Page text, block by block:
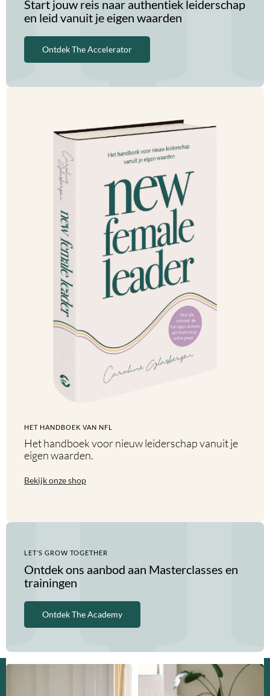
Start jouw reis naar authentiek leiderschap
en leid vanuit je eigen waarden
Ontdek The Accelerator
HET HANDBOEK VAN NFL
Het handboek voor nieuw leiderschap vanuit je
eigen waarden.
Bekijk onze shop
LET’S GROW TOGETHER
Ontdek ons aanbod aan Masterclasses en
trainingen
Ontdek The Academy